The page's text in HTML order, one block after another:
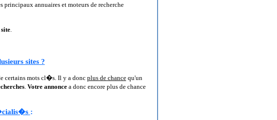
principaux annuaires et moteurs de recherche
.
sites ?
certains mots cl�s. Il y a donc plus de chancequ'un
. Votre annoncea donc encore plus de chance
: